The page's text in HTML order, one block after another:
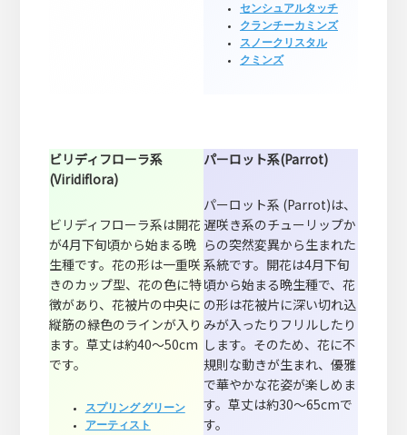
センシュアルタッチ
クランチーカミンズ
スノークリスタル
クミンズ
ビリディフローラ系
(Viridiflora)
ビリディフローラ系は開花
が4月下旬頃から始まる晩
生種です。花の形は一重咲
きのカップ型、花の色に特
徴があり、花被片の中央に
縦筋の緑色のラインが入り
ます。草丈は約40～50cm
です。
スプリング グリーン
アーティスト
パーロット系(Parrot)
パーロット系 (Parrot)は、
遅咲き系のチューリップか
らの突然変異から生まれた
系統です。開花は4月下旬
頃から始まる晩生種で、花
の形は花被片に深い切れ込
みが入ったりフリルしたり
します。そのため、花に不
規則な動きが生まれ、優雅
で華やかな花姿が楽しめま
す。草丈は約30～65cmで
す。